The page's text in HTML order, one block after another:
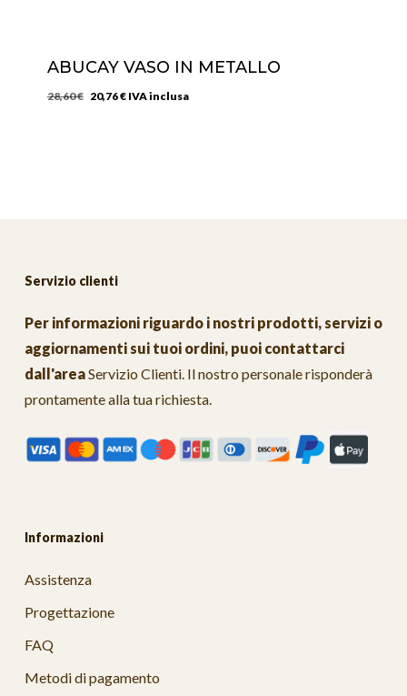
ABUCAY VASO IN METALLO
28,60€ Il
20,76€IlIVA inclusa
Servizio clienti
Per informazioni riguardo i nostri prodotti, servizi o
aggiornamenti sui tuoi ordini, puoi contattarci
dall'areaServizio Clienti. Il nostro personale risponderà
prontamente alla tua richiesta.
Informazioni
Assistenza
Progettazione
FAQ
Metodi di pagamento